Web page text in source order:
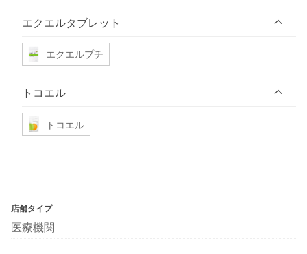
エクエルタブレット
エクエルプチ
トコエル
トコエル
店舗タイプ
医療機関